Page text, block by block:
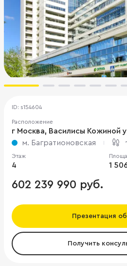
ID: s154604
Расположение
г Москва, Василисы Кожиной
м. Багратионовская
Этаж
4 1
602 239 990 руб.
Презентация
Получить